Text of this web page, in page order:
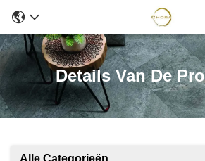
Details Van De
Alle Categorieën